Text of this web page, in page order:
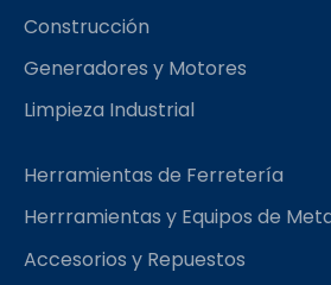
Construcción
Generadores y Motores
Limpieza Industrial
Herramientas de Ferretería
Herrramientas y Equipos de
Accesorios y Repuestos